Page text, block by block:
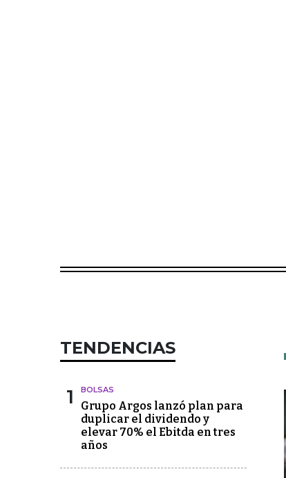
TENDENCIAS
1 BOLSAS
Grupo Argos lanzó plan para
duplicar el dividendo y
elevar 70% el Ebitda en tres
años